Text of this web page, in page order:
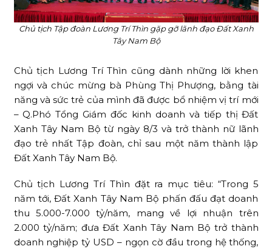
Chủ tịch Tập đoàn Lương Trí Thìn gặp gỡ lãnh đạo Đất Xanh
Tây Nam Bộ
Chủ tịch Lương Trí Thìn cũng dành những lời khen
ngợi và chúc mừng bà Phùng Thị Phượng, bằng tài
năng và sức trẻ của mình đã được bổ nhiệm vị trí mới
– Q.Phó Tổng Giám đốc kinh doanh và tiếp thị Đất
Xanh Tây Nam Bộ từ ngày 8/3 và trở thành nữ lãnh
đạo trẻ nhất Tập đoàn, chỉ sau một năm thành lập
Đất Xanh Tây Nam Bộ.
Chủ tịch Lương Trí Thìn đặt ra mục tiêu: “Trong 5
năm tới, Đất Xanh Tây Nam Bộ phấn đấu đạt doanh
thu 5.000-7.000 tỷ/năm, mang về lợi nhuận trên
2.000 tỷ/năm; đưa Đất Xanh Tây Nam Bộ trở thành
doanh nghiệp tỷ USD – ngọn cờ đầu trong hệ thống,